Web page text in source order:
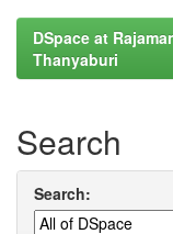
DSpace at
Thanyaburi
Search
Search: